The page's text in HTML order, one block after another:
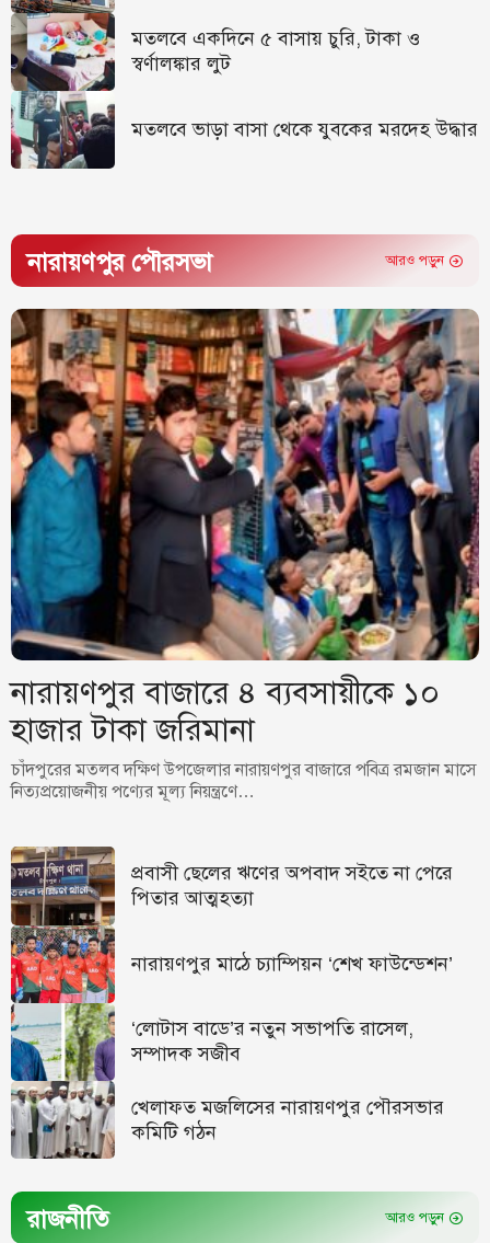
মতলবে একদিনে ৫ বাসায় চুরি, টাকা ও
স্বর্ণালঙ্কার লুট
মতলবে ভাড়া বাসা থেকে যুবকের মরদেহ উদ্ধার
নারায়ণপুর পৌরসভা আরও পড়ুন
নারায়ণপুর বাজারে ৪ ব্যবসায়ীকে ১০
হাজার টাকা জরিমানা
চাঁদপুরের মতলব দক্ষিণ উপজেলার নারায়ণপুর বাজারে পবিত্র রমজান মাসে
নিত্যপ্রয়োজনীয় পণ্যের মূল্য নিয়ন্ত্রণে…
প্রবাসী ছেলের ঋণের অপবাদ সইতে না পেরে
পিতার আত্মহত্যা
নারায়ণপুর মাঠে চ্যাম্পিয়ন ‘শেখ ফাউন্ডেশন’
‘লোটাস বাডে’র নতুন সভাপতি রাসেল,
সম্পাদক সজীব
খেলাফত মজলিসের নারায়ণপুর পৌরসভার
কমিটি গঠন
রাজনীতি আরও পড়ুন